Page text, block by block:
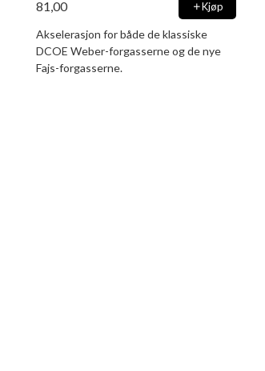
81,00 Kjøp
Akselerasjon for både de klassiske
DCOE Weber-forgasserne og de nye
Fajs-forgasserne.